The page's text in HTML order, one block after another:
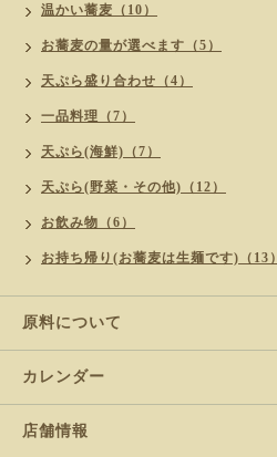
温かい蕎麦（10）
お蕎麦の量が選べます（5）
天ぷら盛り合わせ（4）
一品料理（7）
天ぷら(海鮮)（7）
天ぷら(野菜・その他)（12）
お飲み物（6）
お持ち帰り(お蕎麦は生麺です)（13）
原料について
カレンダー
店舗情報